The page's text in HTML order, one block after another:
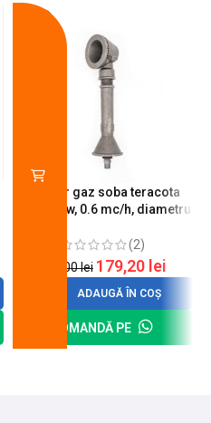
Arzator gaz soba teracota
A600, 6 kw, 0.6 mc/h, diametru
(2)
200,00lei 179,20 lei
ADAUGĂ ÎN COȘ
COMANDĂ PE